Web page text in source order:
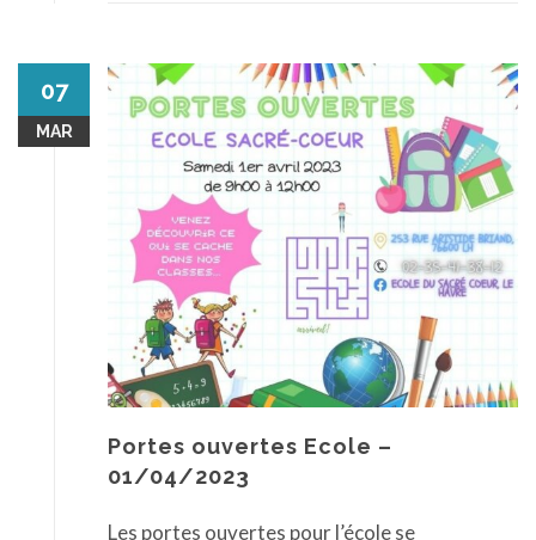
07
MAR
Portes ouvertes Ecole –
01/04/2023
Les portes ouvertes pour l’école se